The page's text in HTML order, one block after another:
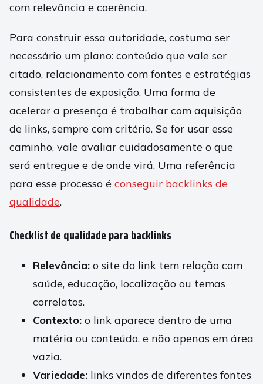
com relevância e coerência.
Para construir essa autoridade, costuma ser
necessário um plano: conteúdo que vale ser
citado, relacionamento com fontes e estratégias
consistentes de exposição. Uma forma de
acelerar a presença é trabalhar com aquisição
de links, sempre com critério. Se for usar esse
caminho, vale avaliar cuidadosamente o que
será entregue e de onde virá. Uma referência
para esse processo é conseguir backlinks de
qualidade.
Checklist de qualidade para backlinks
Relevância: o site do link tem relação com
saúde, educação, localização ou temas
correlatos.
Contexto: o link aparece dentro de uma
matéria ou conteúdo, e não apenas em área
vazia.
Variedade: links vindos de diferentes fontes